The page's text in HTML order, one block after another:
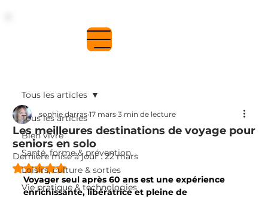
Tous les articles
Bien vivre
Santé, forme & prévention
Loisirs, culture & sorties
Vie pratique & technologies
Tous les articles
Les meilleures destinations de voyage pour
seniors en solo
sophie darras 17 mars 3 min de lecture
Dernière mise à jour :22 mars
Noté NaN étoiles sur 5.
Voyager seul après 60 ans est une expérience
enrichissante, libératrice et pleine de